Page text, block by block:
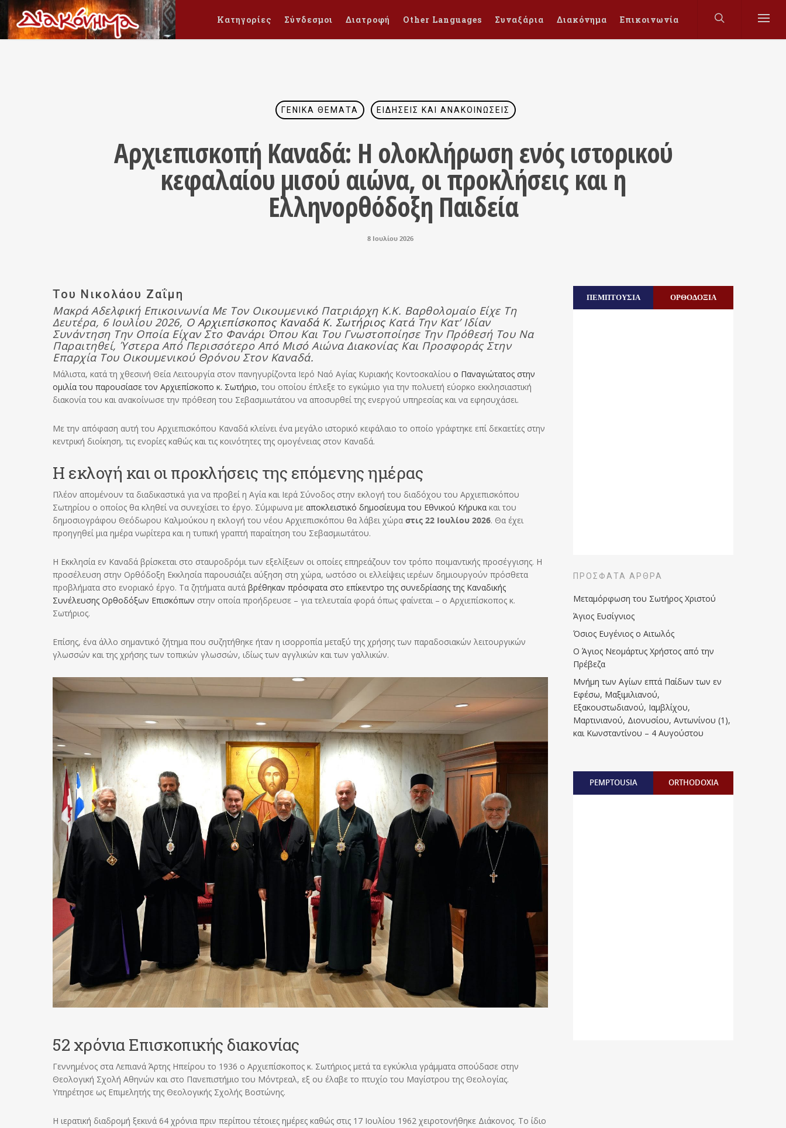
Κατηγορίες Σύνδεσμοι Διατροφή Other Languages Συναξάρια Διακόνημα Επικοινωνία
ΓΕΝΙΚΆ ΘΈΜΑΤΑ ΕΙΔΉΣΕΙΣ ΚΑΙ ΑΝΑΚΟΙΝΏΣΕΙΣ
Αρχιεπισκοπή Καναδά: Η ολοκλήρωση ενός ιστορικού
κεφαλαίου μισού αιώνα, οι προκλήσεις και η
Ελληνορθόδοξη Παιδεία
8 Ιουλίου 2026
Του Νικολάου Ζαΐμη
Μακρά Αδελφική Επικοινωνία Με Τον Οικουμενικό Πατριάρχη Κ.κ. Βαρθολομαίο Είχε Τη
Δευτέρα, 6 Ιουλίου 2026, Ο Αρχιεπίσκοπος Καναδά Κ. ΣωτήριοςΚατά Την Κατ’ Ιδίαν
Συνάντηση Την Οποία Είχαν Στο Φανάρι Όπου Και Του Γνωστοποίησε Την Πρόθεσή Του Να
Παραιτηθεί, Ύστερα Από Περισσότερο Από Μισό Αιώνα Διακονίας Και Προσφοράς Στην
Επαρχία Του Οικουμενικού Θρόνου Στον Καναδά.
Μάλιστα, κατά τη χθεσινή Θεία Λειτουργία στον πανηγυρίζοντα Ιερό Ναό Αγίας Κυριακής Κοντοσκαλίου ο Παναγιώτατος στην
ομιλία του παρουσίασε τον Αρχιεπίσκοπο κ. Σωτήριο, του οποίου έπλεξε το εγκώμιο για την πολυετή εύορκο εκκλησιαστική
διακονία του και ανακοίνωσε την πρόθεση του Σεβασμιωτάτου να αποσυρθεί της ενεργού υπηρεσίας και να εφησυχάσει.
Με την απόφαση αυτή του Αρχιεπισκόπου Καναδά κλείνει ένα μεγάλο ιστορικό κεφάλαιο το οποίο γράφτηκε επί δεκαετίες στην
κεντρική διοίκηση, τις ενορίες καθώς και τις κοινότητες της ομογένειας στον Καναδά.
Η εκλογή και οι προκλήσεις της επόμενης ημέρας
Πλέον απομένουν τα διαδικαστικά για να προβεί η Αγία και Ιερά Σύνοδος στην εκλογή του διαδόχου του Αρχιεπισκόπου
Σωτηρίου ο οποίος θα κληθεί να συνεχίσει το έργο. Σύμφωνα με αποκλειστικό δημοσίευμα του Εθνικού Κήρυκα και του
δημοσιογράφου Θεόδωρου Καλμούκου η εκλογή του νέου Αρχιεπισκόπου θα λάβει χώρα στις 22 Ιουλίου 2026. Θα έχει
προηγηθεί μια ημέρα νωρίτερα και η τυπική γραπτή παραίτηση του Σεβασμιωτάτου.
Η Εκκλησία εν Καναδά βρίσκεται στο σταυροδρόμι των εξελίξεων οι οποίες επηρεάζουν τον τρόπο ποιμαντικής προσέγγισης. Η
προσέλευση στην Ορθόδοξη Εκκλησία παρουσιάζει αύξηση στη χώρα, ωστόσο οι ελλείψεις ιερέων δημιουργούν πρόσθετα
προβλήματα στο ενοριακό έργο. Τα ζητήματα αυτά βρέθηκαν πρόσφατα στο επίκεντρο της συνεδρίασης της Καναδικής
Συνέλευσης Ορθοδόξων Επισκόπων στην οποία προήδρευσε – για τελευταία φορά όπως φαίνεται – ο Αρχιεπίσκοπος κ.
Σωτήριος.
Επίσης, ένα άλλο σημαντικό ζήτημα που συζητήθηκε ήταν η ισορροπία μεταξύ της χρήσης των παραδοσιακών λειτουργικών
γλωσσών και της χρήσης των τοπικών γλωσσών, ιδίως των αγγλικών και των γαλλικών.
52 χρόνια Επισκοπικής διακονίας
Γεννημένος στα Λεπιανά Άρτης Ηπείρου το 1936 ο Αρχιεπίσκοπος κ. Σωτήριος μετά τα εγκύκλια γράμματα σπούδασε στην
Θεολογική Σχολή Αθηνών και στο Πανεπιστήμιο του Μόντρεαλ, εξ ου έλαβε το πτυχίο του Μαγίστρου της Θεολογίας.
Υπηρέτησε ως Επιμελητής της Θεολογικής Σχολής Βοστώνης.
Η ιερατική διαδρομή ξεκινά 64 χρόνια πριν περίπου τέτοιες ημέρες καθώς στις 17 Ιουλίου 1962 χειροτονήθηκε Διάκονος. Το ίδιο
ΠΕΜΠΤΟΥΣΙΑ ΟΡΘΟΔΟΞΙΑ
ΠΡΌΣΦΑΤΑ ΆΡΘΡΑ
Μεταμόρφωση του Σωτήρος Χριστού
Άγιος Ευσίγνιος
Όσιος Ευγένιος ο Αιτωλός
Ο Άγιος Νεομάρτυς Χρήστος από την
Πρέβεζα
Μνήμη των Aγίων επτά Παίδων των εν
Eφέσω, Mαξιμιλιανού,
Eξακουστωδιανού, Iαμβλίχου,
Mαρτινιανού, Διονυσίου, Aντωνίνου (1),
και Kωνσταντίνου – 4 Αυγούστου
PEMPTOUSIA ORTHODOXIA